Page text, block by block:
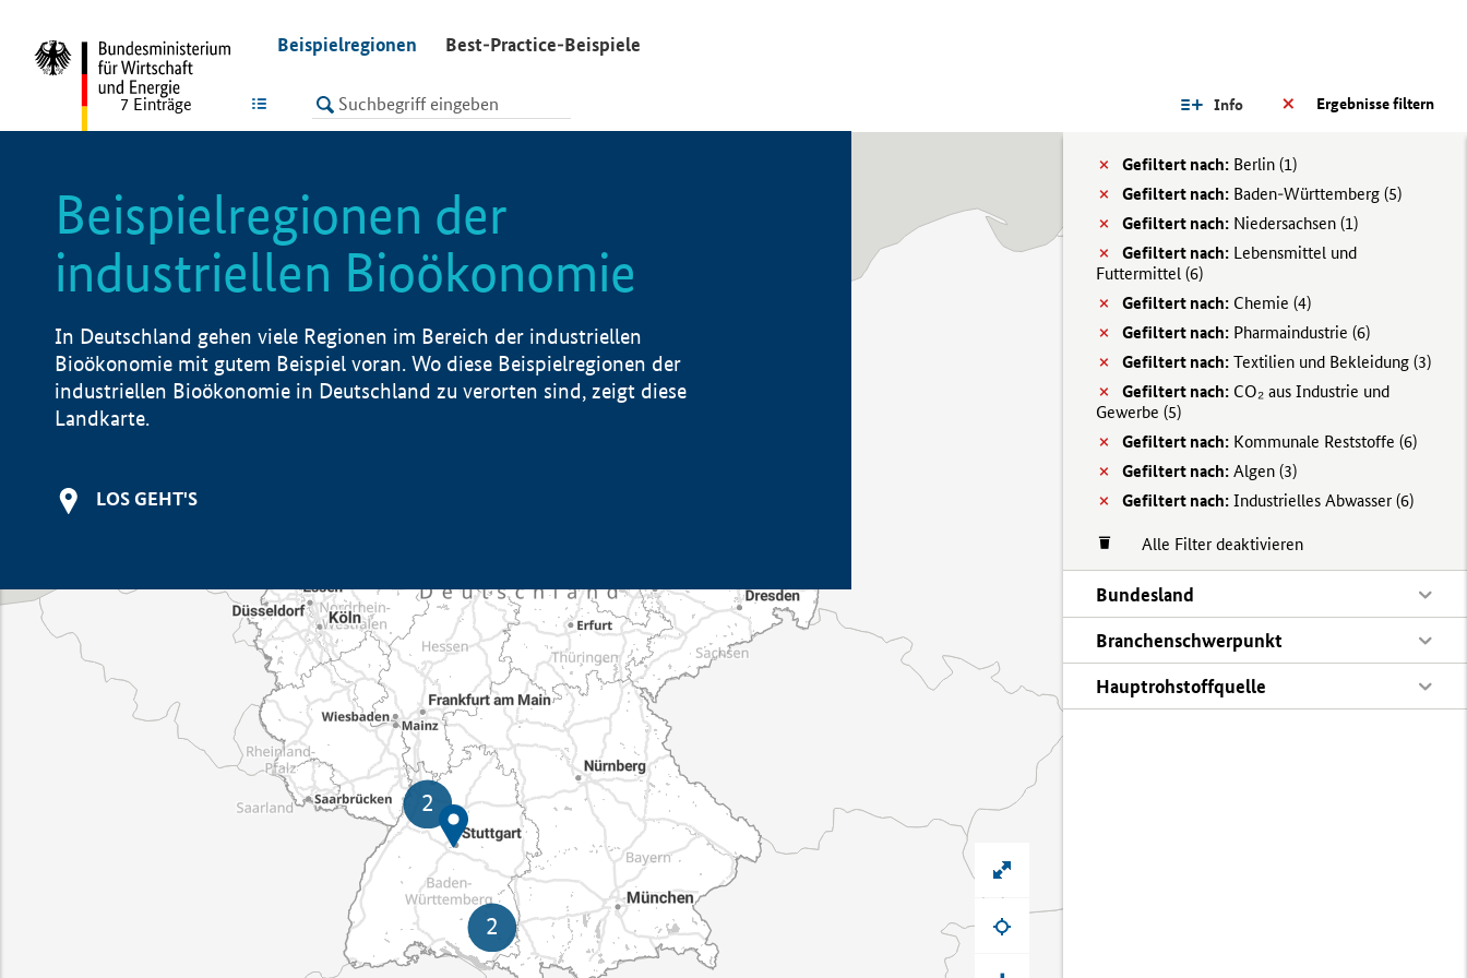
Beispielregionen Best-Practice-Beispiele
LISTE Ergebnisse filtern
Info
Gefiltert nach: Berlin (1)
Gefiltert nach: Baden-Württemberg (5)
Gefiltert nach: Niedersachsen (1)
Gefiltert nach: Lebensmittel und
Futtermittel (6)
Gefiltert nach: Chemie (4)
Gefiltert nach: Pharmaindustrie (6)
Gefiltert nach: Textilien und Bekleidung (3)
Gefiltert nach: CO₂ aus Industrie und
Gewerbe (5)
Gefiltert nach: Kommunale Reststoffe (6)
Gefiltert nach: Algen (3)
Gefiltert nach: Industrielles Abwasser (6)
Alle Filter deaktivieren
Bundesland
Branchenschwerpunkt
Hauptrohstoffquelle
7 Einträge
Beispielregionen der
industriellen Bioökonomie
In Deutschland gehen viele Regionen im Bereich der industriellen
Bioökonomie mit gutem Beispiel voran. Wo diese Beispielregionen der
industriellen Bioökonomie in Deutschland zu verorten sind, zeigt diese
Landkarte.
LOS GEHT'S